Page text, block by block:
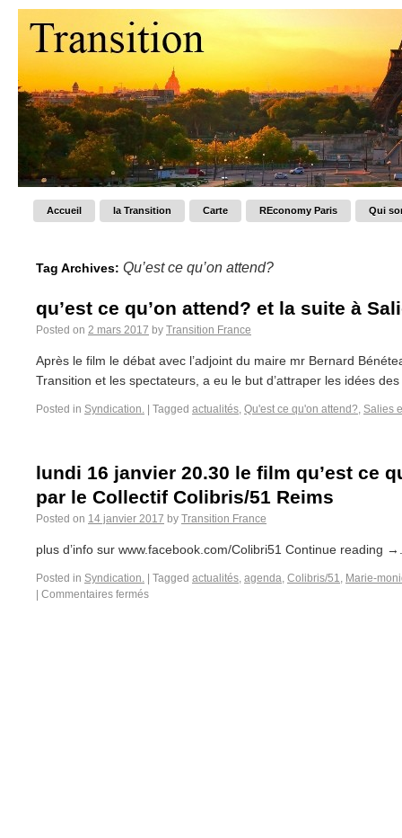
Accueil la Transition Carte REconomy Paris Qui
Tag Archives: Qu’est ce qu’on attend?
qu’est ce qu’on attend? et la suite à
Posted on 2 mars 2017 by Transition France
Après le film le débat avec l’adjoint du maire mr Bernard
Transition et les spectateurs, a eu le but d’attraper les idées
Posted in Syndication. Tagged actualités, Qu'est ce qu'on attend?, Salies
lundi 16 janvier 20.30 le film qu’est ce
par le Collectif Colibris/51 Reims
Posted on 14 janvier 2017 by Transition France
plus d’info sur www.facebook.com/Colibri51 Continue reading
Posted in Syndication. Tagged actualités, agenda, Colibris/51, Marie-
Commentaires fermés